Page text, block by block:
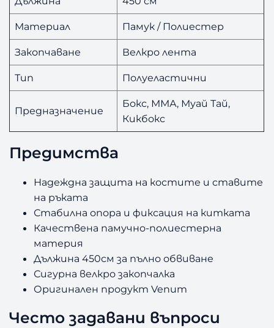
Материал Памук / Полиестер
Закопчаване Велкро лента
Тип Полуеластични
Предназначение
Бокс, ММА, Муай Тай,
Кикбокс
Предимства
Надеждна защита на костите и ставите
на ръката
Стабилна опора и фиксация на китката
Качествена памучно-полиестерна
материя
Дължина 450см за пълно обвиване
Сигурна велкро закопчалка
Оригинален продукт Venum
Често задавани въпроси